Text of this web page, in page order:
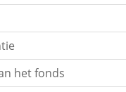
het fonds